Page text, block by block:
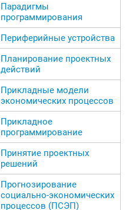
Парадигмы
программирования
Периферийные устройства
Планирование проектных
действий
Прикладные модели
экономических процессов
Прикладное
программирование
Принятие проектных
решений
Прогнозирование
социально-экономических
процессов (ПСЭП)